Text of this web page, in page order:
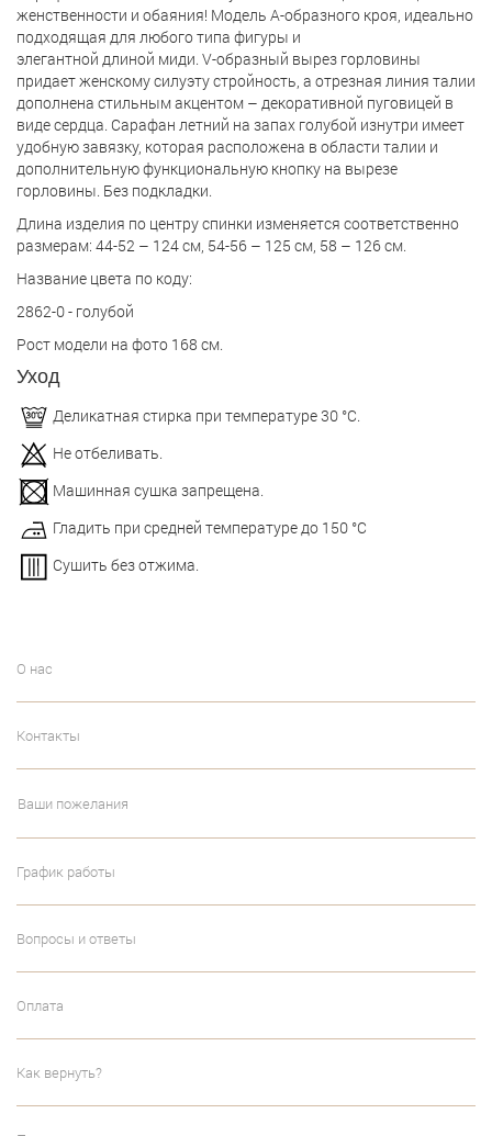
женственности и обаяния! Модель А-образного кроя, идеально
подходящая для любого типа фигуры и
элегантной длиной миди. V-образный вырез горловины
придает женскому силуэту стройность, а отрезная линия талии
дополнена стильным акцентом – декоративной пуговицей в
виде сердца. Сарафан летний на запах голубой изнутри имеет
удобную завязку, которая расположена в области талии и
дополнительную функциональную кнопку на вырезе
горловины. Без подкладки.
Длина изделия по центру спинки изменяется соответственно
размерам: 44-52 – 124 см, 54-56 – 125 см, 58 – 126 см.
Название цвета по коду:
2862-0 - голубой
Рост модели на фото 168 см.
Уход
Деликатная стирка при температуре 30 °С.
Не отбеливать.
Машинная сушка запрещена.
Гладить при средней температуре до 150 °С
Сушить без отжима.
О нас
Контакты
Ваши пожелания
График работы
Вопросы и ответы
Оплата
Как вернуть?